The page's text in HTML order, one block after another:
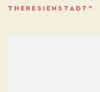
THERESIENSTADT”